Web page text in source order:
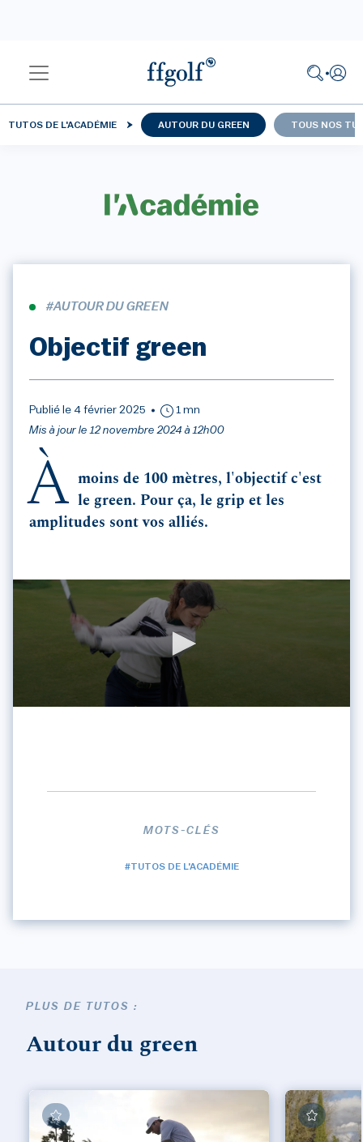
TUTOS DE L'ACADÉMIE AUTOUR DU GREEN TOUS NOS
#AUTOUR DU GREEN
Objectif green
Publié le 4 février 2025
1 mn
Mis à jour le 12 novembre 2024 à 12h00
À
moins de 100 mètres, l'objectif c'est
le green. Pour ça, le grip et les
amplitudes sont vos alliés.
MOTS-CLÉS
#TUTOS DE L'ACADÉMIE
PLUS DE TUTOS :
Autour du green